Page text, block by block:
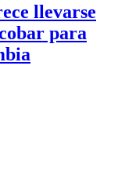
llevarse
para